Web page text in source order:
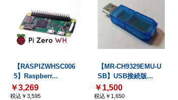
【RASPIZWHSC006
5】Raspberr...
￥3,269
税込￥3,595
【MR-CH9329EMU-U
SB】USB接続版...
￥1,500
税込￥1,650